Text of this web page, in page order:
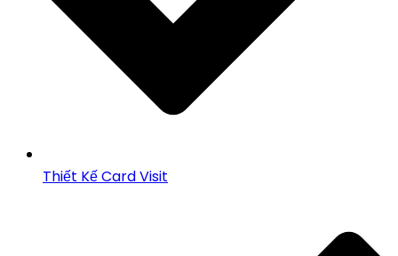
Thiết Kế Card Visit